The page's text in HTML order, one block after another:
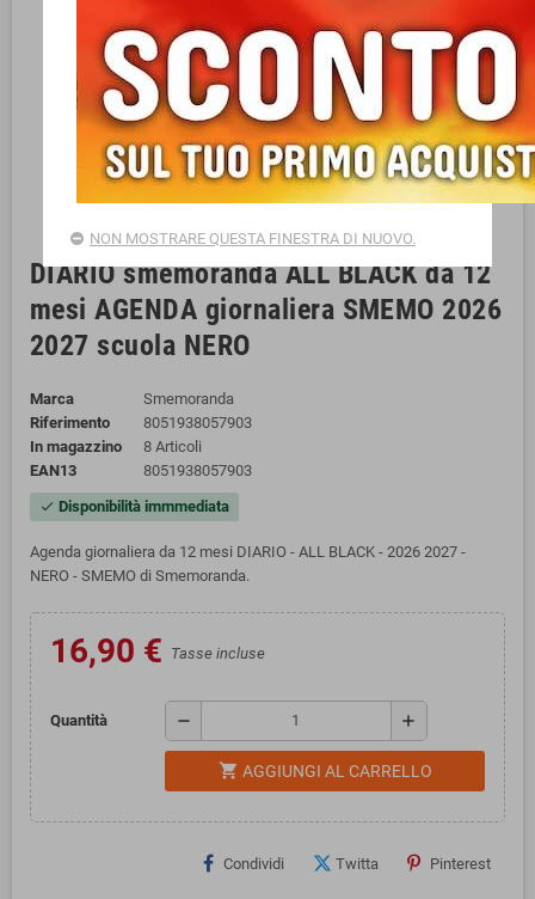
DIARIO smemoranda ALL BLACK da 12
mesi AGENDA giornaliera SMEMO 2026
2027 scuola NERO
Marca
Smemoranda
Riferimento
8051938057903
In magazzino
8 Articoli
EAN13
8051938057903
check Disponibilità immmediata
Agenda giornaliera da 12 mesi DIARIO - ALL BLACK - 2026 2027 -
NERO - SMEMO di Smemoranda.
16,90 € Tasse incluse
Quantità remove add
shopping_cart AGGIUNGI AL CARRELLO
Condividi Twitta Pinterest
NON MOSTRARE QUESTA FINESTRA DI NUOVO.